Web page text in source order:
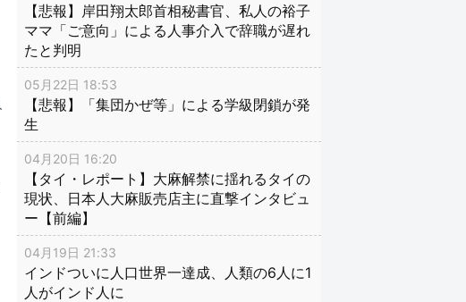
【悲報】岸田翔太郎首相秘書官、私人の裕子
ママ「ご意向」による人事介入で辞職が遅れ
たと判明
05月22日 18:53
【悲報】「集団かぜ等」による学級閉鎖が発
生
04月20日 16:20
【タイ・レポート】大麻解禁に揺れるタイの
現状、日本人大麻販売店主に直撃インタビュ
ー【前編】
04月19日 21:33
インドついに人口世界一達成、人類の6人に1
人がインド人に